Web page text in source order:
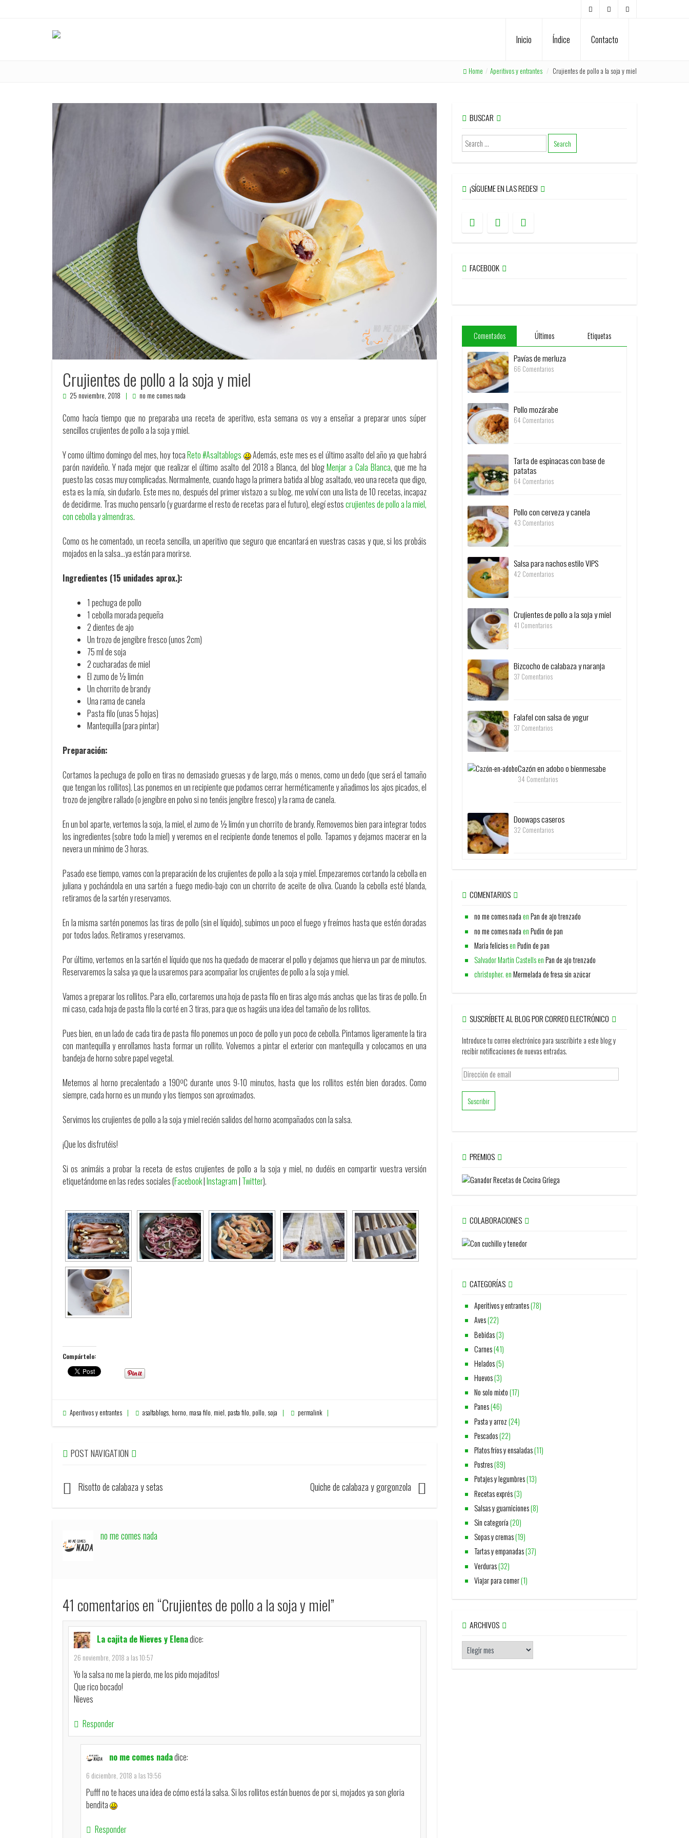
Inicio Índice Contacto
Home / Aperitivos y entrantes / Crujientes de pollo a la soja y miel
Crujientes de pollo a la soja y miel
25 noviembre, 2018 no me comes nada
Como hacía tiempo que no preparaba una receta de aperitivo, esta semana os voy a enseñar a preparar unos súper
sencillos crujientes de pollo a la soja y miel.
Y como último domingo del mes, hoy tocaReto #Asaltablogs
Además, este mes es el último asalto del año ya que habrá
parón navideño. Y nada mejor que realizar el último asalto del 2018 a Blanca, del blogMenjar a Cala Blanca, que me ha
puesto las cosas muy complicadas. Normalmente, cuando hago la primera batida al blog asaltado, veo una receta que digo,
esta es la mía, sin dudarlo. Este mes no, después del primer vistazo a su blog, me volví con una lista de 10 recetas, incapaz
de decidirme. Tras mucho pensarlo (y guardarme el resto de recetas para el futuro), elegí estoscrujientes de pollo a la miel,
con cebolla y almendras.
Como os he comentado, un receta sencilla, un aperitivo que seguro que encantará en vuestras casas y que, si los probáis
mojados en la salsa…ya están para morirse.
Ingredientes (15 unidades aprox.):
1 pechuga de pollo
1 cebolla morada pequeña
2 dientes de ajo
Un trozo de jengibre fresco (unos 2cm)
75 ml de soja
2 cucharadas de miel
El zumo de ½ limón
Un chorrito de brandy
Una rama de canela
Pasta filo (unas 5 hojas)
Mantequilla (para pintar)
Preparación:
Cortamos la pechuga de pollo en tiras no demasiado gruesas y de largo, más o menos, como un dedo (que será el tamaño
que tengan los rollitos). Las ponemos en un recipiente que podamos cerrar herméticamente y añadimos los ajos picados, el
trozo de jengibre rallado (o jengibre en polvo si no tenéis jengibre fresco) y la rama de canela.
En un bol aparte, vertemos la soja, la miel, el zumo de ½ limón y un chorrito de brandy. Removemos bien para integrar todos
los ingredientes (sobre todo la miel) y veremos en el recipiente donde tenemos el pollo. Tapamos y dejamos macerar en la
nevera un mínimo de 3 horas.
Pasado ese tiempo, vamos con la preparación de los crujientes de pollo a la soja y miel. Empezaremos cortando la cebolla en
juliana y pochándola en una sartén a fuego medio-bajo con un chorrito de aceite de oliva. Cuando la cebolla esté blanda,
retiramos de la sartén y reservamos.
En la misma sartén ponemos las tiras de pollo (sin el líquido), subimos un poco el fuego y freímos hasta que estén doradas
por todos lados. Retiramos y reservamos.
Por último, vertemos en la sartén el líquido que nos ha quedado de macerar el pollo y dejamos que hierva un par de minutos.
Reservaremos la salsa ya que la usaremos para acompañar los crujientes de pollo a la soja y miel.
Vamos a preparar los rollitos. Para ello, cortaremos una hoja de pasta filo en tiras algo más anchas que las tiras de pollo. En
mi caso, cada hoja de pasta filo la corté en 3 tiras, para que os hagáis una idea del tamaño de los rollitos.
Pues bien, en un lado de cada tira de pasta filo ponemos un poco de pollo y un poco de cebolla. Pintamos ligeramente la tira
con mantequilla y enrollamos hasta formar un rollito. Volvemos a pintar el exterior con mantequilla y colocamos en una
bandeja de horno sobre papel vegetal.
Metemos al horno precalentado a 190ºC durante unos 9-10 minutos, hasta que los rollitos estén bien dorados. Como
siempre, cada horno es un mundo y los tiempos son aproximados.
Servimos los crujientes de pollo a la soja y miel recién salidos del horno acompañados con la salsa.
¡Que los disfrutéis!
Si os animáis a probar la receta de estos crujientes de pollo a la soja y miel, no dudéis en compartir vuestra versión
etiquetándome en las redes sociales (Facebook|Instagram| Twitter).
Compártelo:
Aperitivos y entrantes asaltablogs, horno, masa filo, miel, pasta filo, pollo, soja permalink
POST NAVIGATION
Risotto de calabaza y setas Quiche de calabaza y gorgonzola
no me comes nada
41 comentarios en “Crujientes de pollo a la soja y miel”
La cajita de Nieves y Elenadice:
26 noviembre, 2018 a las 10:57
Yo la salsa no me la pierdo, me los pido mojaditos!
Que rico bocado!
Nieves
Responder
no me comes nadadice:
6 diciembre, 2018 a las 19:56
Pufff no te haces una idea de cómo está la salsa. Si los rollitos están buenos de por si, mojados ya son gloria
bendita
Responder
BUSCAR
¡SÍGUEME EN LAS REDES!
FACEBOOK
Comentados Últimos Etiquetas
Pavías de merluza
66 Comentarios
Pollo mozárabe
64 Comentarios
Tarta de espinacas con base de
patatas
64 Comentarios
Pollo con cerveza y canela
43 Comentarios
Salsa para nachos estilo VIPS
42 Comentarios
Crujientes de pollo a la soja y miel
41 Comentarios
Bizcocho de calabaza y naranja
37 Comentarios
Falafel con salsa de yogur
37 Comentarios
Cazón en adobo o bienmesabe
34 Comentarios
Doowaps caseros
32 Comentarios
COMENTARIOS
no me comes nadaenPan de ajo trenzado
no me comes nadaenPudin de pan
Maria feliciesenPudin de pan
Salvador Martín CastellsenPan de ajo trenzado
christopher.enMermelada de fresa sin azúcar
SUSCRÍBETE AL BLOG POR CORREO ELECTRÓNICO
Introduce tu correo electrónico para suscribirte a este blog y
recibir notificaciones de nuevas entradas.
Dirección
de
email
PREMIOS
COLABORACIONES
CATEGORÍAS
Aperitivos y entrantes(78)
Aves(22)
Bebidas(3)
Carnes(41)
Helados(5)
Huevos(3)
No solo mixto(17)
Panes(46)
Pasta y arroz(24)
Pescados(22)
Platos fríos y ensaladas(11)
Postres(89)
Potajes y legumbres(13)
Recetas exprés(3)
Salsas y guarniciones(8)
Sin categoría(20)
Sopas y cremas(19)
Tartas y empanadas(37)
Verduras(32)
Viajar para comer(1)
ARCHIVOS